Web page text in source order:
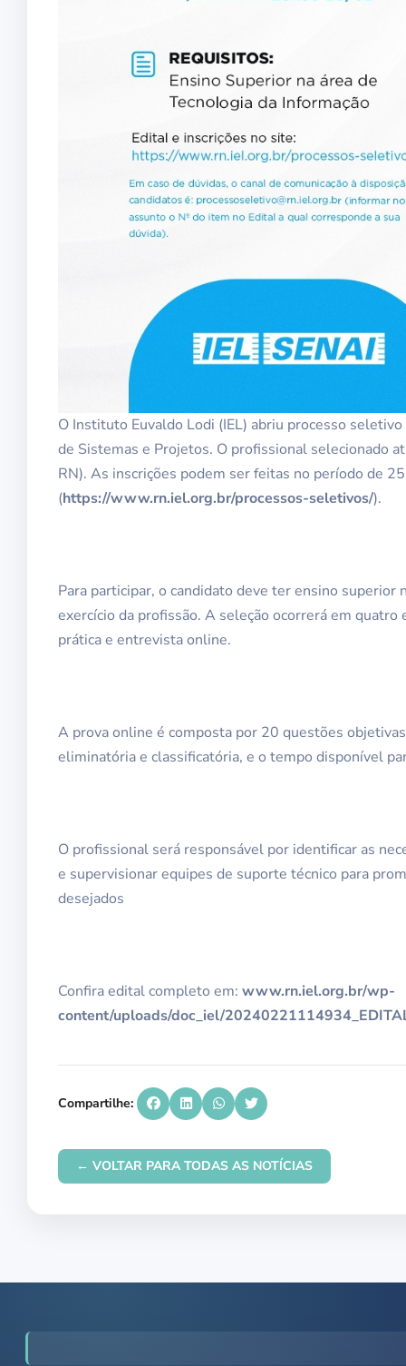
O Instituto Euvaldo Lodi (IEL) abriu processo
de Sistemas e Projetos. O profissional selecionado
RN). As inscrições podem ser feitas no período de
(https://www.rn.iel.org.br/processos-seletivos/).
Para participar, o candidato deve ter ensino superior
exercício da profissão. A seleção ocorrerá em
prática e entrevista online.
A prova online é composta por 20 questões
eliminatória e classificatória, e o tempo disponível
O profissional será responsável por identificar as
e supervisionar equipes de suporte técnico para
desejados
Confira edital completo em: www.rn.iel.org.br/wp-
content/uploads/doc_iel/
Compartilhe:
← VOLTAR PARA TODAS AS NOTÍCIAS